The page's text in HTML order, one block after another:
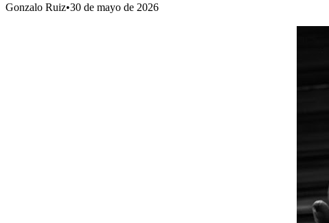
Gonzalo Ruiz•30 de mayo de 2026